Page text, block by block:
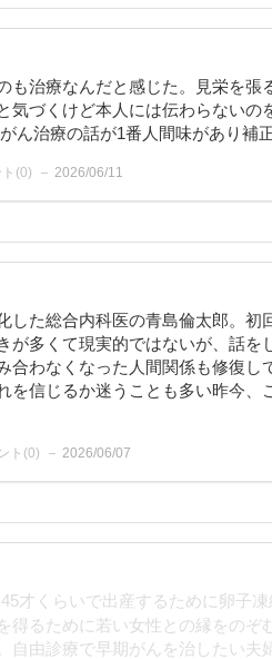
も治療なんだと感じた。見栄を張
気づくけど本人には伝わらないの
ん治療の話が1番人間味があり補
ト(0) 2026/06/11
した総合内科医の青島倫太郎。初
が多くて現実的ではないが、話を
合わなくなった人間関係も修復し
を信じるか迷うことも多い昨今、
ト(0) 2026/06/07
才くらいで出産するために卵子
得るために若い女性との縁をのぞ
自由診療で早期がんを治したい夫